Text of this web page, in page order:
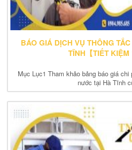
BÁO GIÁ DỊCH VỤ THÔNG
TĨNH【TIẾT KIỆM
Mục Lục1 Tham khảo bảng báo giá
nước tại Hà Tĩnh